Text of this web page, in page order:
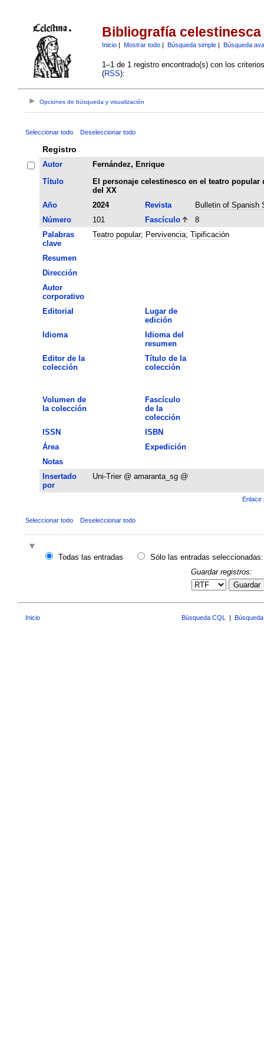
Bibliografía celestinesca
Inicio| Mostrar todo| Búsqueda simple| Búsqueda
1–1 de 1 registro encontrado(s) con los
(RSS):
Opciones de búsqueda y visualización
Seleccionar todo Deseleccionar todo
Registro
Autor
Fernández, Enrique
Título
El personaje celestinesco en el teatro
del XX
Año
2024 Revista
Bulletin of Spanish
Número
101 Fascículo
8
Palabras
clave
Teatro popular; Pervivencia; Tipificación
Resumen
Dirección
Autor
corporativo
Editorial
Lugar de
edición
Idioma
Idioma del
resumen
Editor de la
colección
Título de la
colección
Volumen de
la colección
Fascículo
de la
colección
ISSN
ISBN
Área
Expedición
Notas
Insertado
por
Uni-Trier @ amaranta_sg @
Enlace
Seleccionar todo Deseleccionar todo
Todas las entradas
Sólo las entradas seleccionadas:
Guardar registros:
Guardar
Inicio Búsqueda CQL